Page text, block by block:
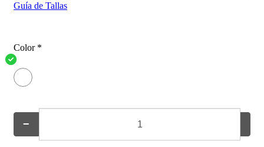
Guía de Tallas
Color *
−